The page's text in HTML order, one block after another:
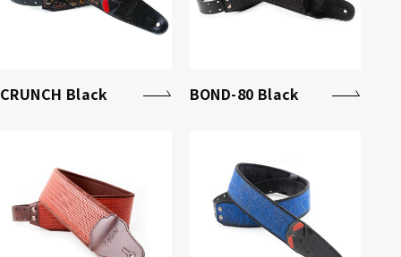
CRUNCH Black BOND-80 Black